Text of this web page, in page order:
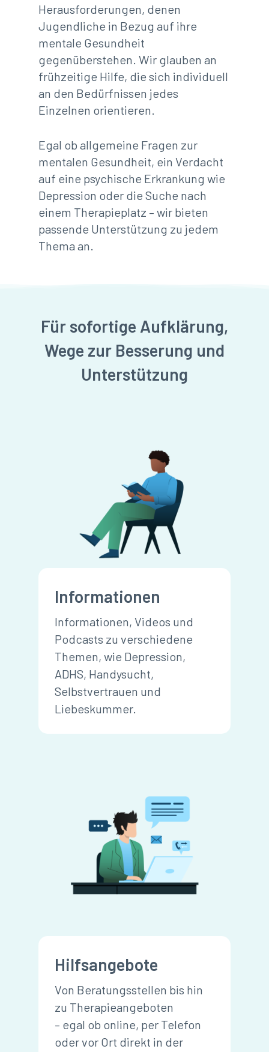
Herausforderungen, denen
Jugendliche in Bezug auf ihre
mentale Gesundheit
gegenüberstehen. Wir glauben an
frühzeitige Hilfe, die sich individuell
an den Bedürfnissen jedes
Einzelnen orientieren.
Egal ob allgemeine Fragen zur
mentalen Gesundheit, ein Verdacht
auf eine psychische Erkrankung wie
Depression oder die Suche nach
einem Therapieplatz – wir bieten
passende Unterstützung zu jedem
Thema an.
Für sofortige Aufklärung,
Wege zur Besserung und
Unterstützung
Informationen
Informationen, Videos und
Podcasts zu verschiedene
Themen, wie Depression,
ADHS, Handysucht,
Selbstvertrauen und
Liebeskummer.
Hilfsangebote
Von Beratungsstellen bis hin
zu Therapieangeboten
– egal ob online, per Telefon
oder vor Ort direkt in der